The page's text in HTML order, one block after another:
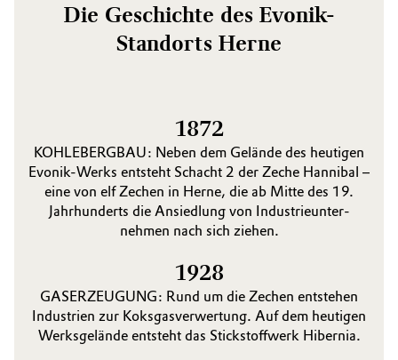
Die Geschichte des Evonik-
Standorts Herne
1872
KOHLEBERGBAU: Neben dem Gelände des heutigen
Evonik-Werks entsteht Schacht 2 der Zeche Hannibal –
eine von elf Zechen in Herne, die ab Mitte des 19.
Jahrhunderts die Ansiedlung von Industrieunter­
nehmen nach sich ziehen.
1928
GASERZEUGUNG: Rund um die Zechen entstehen
Industrien zur Koksgasverwertung. Auf dem heutigen
Werks­gelände entsteht das Stickstoffwerk Hibernia.